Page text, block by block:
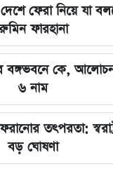
ফেরা নিয়ে যা
ফারহানা
বঙ্গভবনে কে,
৬ নাম
তৎপরতা:
বড় ঘোষণা